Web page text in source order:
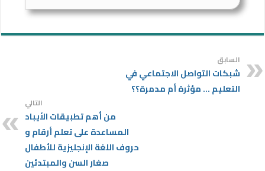
السابق
شبكات التواصل الاجتماعي في
التعليم … مؤثرة أم مدمرة؟؟
التالي
من أهم تطبيقات الأيباد
المساعدة على تعلم أرقام و
حروف اللغة الإنجليزية للأطفال
صغار السن والمبتدئين